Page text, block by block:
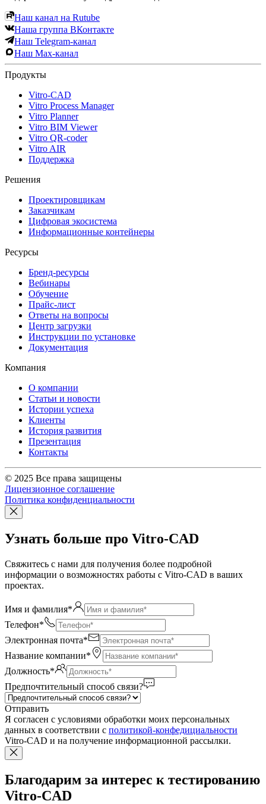
Наш канал на Rutube
Наша группа ВКонтакте
Наш Telegram-канал
Наш Max-канал
Продукты
Vitro-CAD
Vitro Process Manager
Vitro Planner
Vitro BIM Viewer
Vitro QR-coder
Vitro AIR
Поддержка
Решения
Проектировщикам
Заказчикам
Цифровая экосистема
Информационные контейнеры
Ресурсы
Бренд-ресурсы
Вебинары
Обучение
Прайс-лист
Ответы на вопросы
Центр загрузки
Инструкции по установке
Документация
Компания
О компании
Статьи и новости
Истории успеха
Клиенты
История развития
Презентация
Контакты
© 2025 Все права защищены
Лицензионное соглашение
Политика конфиденциальности
Узнать больше про Vitro-CAD
Свяжитесь с нами для получения более подробной
информации о возможностях работы с Vitro-CAD в ваших
проектах.
Имя и фамилия*
Телефон*
Электронная почта*
Название компании*
Должность*
Предпочтительный способ связи?
Отправить
Я согласен c условиями обработки моих персональных
данных в соответствии с политикой-конфедициальности
Vitro-CAD и на получение информационной рассылки.
Благодарим за интерес к тестированию
Vitro-CAD